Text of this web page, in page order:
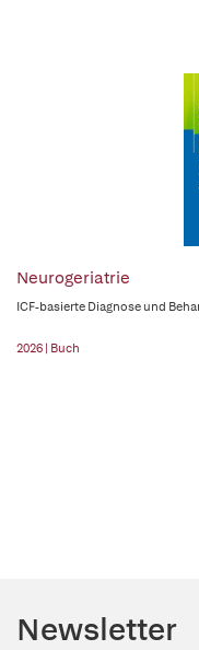
Neurogeriatrie
ICF-basierte Diagnose und
2026 | Buch
Newsletter